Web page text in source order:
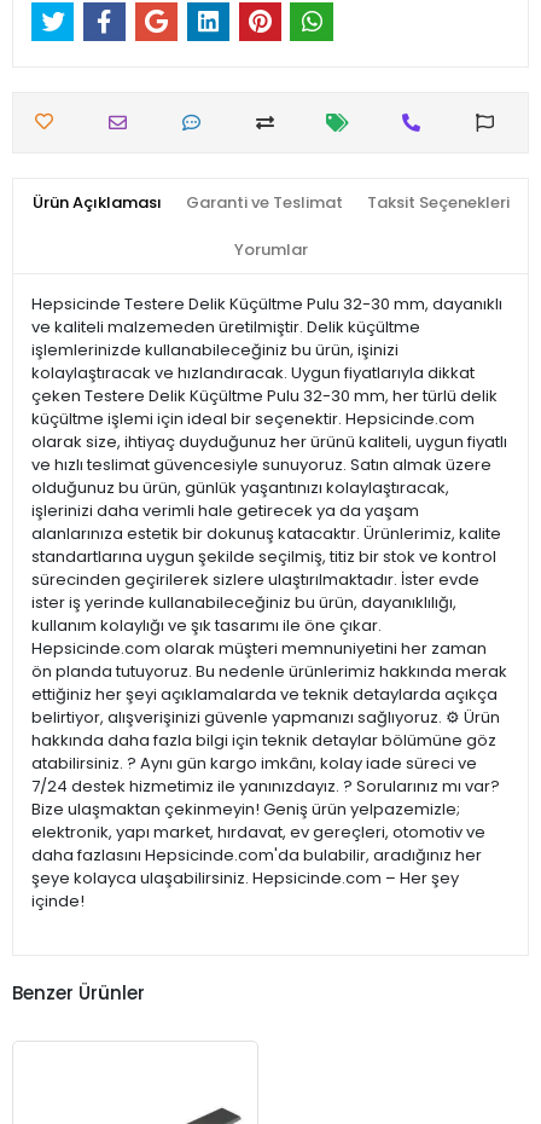
Ürün Açıklaması Garanti ve Teslimat Taksit Seçenekleri
Yorumlar
Hepsicinde Testere Delik Küçültme Pulu 32-30 mm, dayanıklı
ve kaliteli malzemeden üretilmiştir. Delik küçültme
işlemlerinizde kullanabileceğiniz bu ürün, işinizi
kolaylaştıracak ve hızlandıracak. Uygun fiyatlarıyla dikkat
çeken Testere Delik Küçültme Pulu 32-30 mm, her türlü delik
küçültme işlemi için ideal bir seçenektir. Hepsicinde.com
olarak size, ihtiyaç duyduğunuz her ürünü kaliteli, uygun fiyatlı
ve hızlı teslimat güvencesiyle sunuyoruz. Satın almak üzere
olduğunuz bu ürün, günlük yaşantınızı kolaylaştıracak,
işlerinizi daha verimli hale getirecek ya da yaşam
alanlarınıza estetik bir dokunuş katacaktır. Ürünlerimiz, kalite
standartlarına uygun şekilde seçilmiş, titiz bir stok ve kontrol
sürecinden geçirilerek sizlere ulaştırılmaktadır. İster evde
ister iş yerinde kullanabileceğiniz bu ürün, dayanıklılığı,
kullanım kolaylığı ve şık tasarımı ile öne çıkar.
Hepsicinde.com olarak müşteri memnuniyetini her zaman
ön planda tutuyoruz. Bu nedenle ürünlerimiz hakkında merak
ettiğiniz her şeyi açıklamalarda ve teknik detaylarda açıkça
belirtiyor, alışverişinizi güvenle yapmanızı sağlıyoruz. ⚙️ Ürün
hakkında daha fazla bilgi için teknik detaylar bölümüne göz
atabilirsiniz. ? Aynı gün kargo imkânı, kolay iade süreci ve
7/24 destek hizmetimiz ile yanınızdayız. ? Sorularınız mı var?
Bize ulaşmaktan çekinmeyin! Geniş ürün yelpazemizle;
elektronik, yapı market, hırdavat, ev gereçleri, otomotiv ve
daha fazlasını Hepsicinde.com'da bulabilir, aradığınız her
şeye kolayca ulaşabilirsiniz. Hepsicinde.com – Her şey
içinde!
Benzer Ürünler